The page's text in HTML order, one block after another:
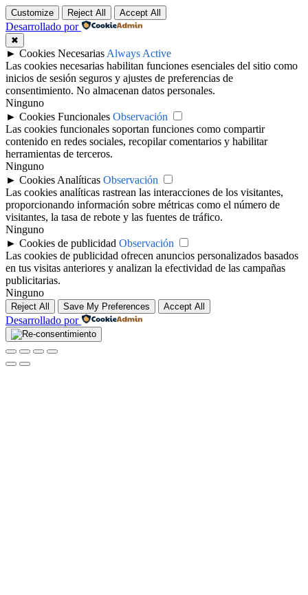
Customize Reject All Accept All
Desarrollado por
✖
► Cookies Necesarias Always Active
Las cookies necesarias habilitan funciones esenciales del sitio como
inicios de sesión seguros y ajustes de preferencias de
consentimiento. No almacenan datos personales.
Ninguno
► Cookies Funcionales Observación
Las cookies funcionales soportan funciones como compartir
contenido en redes sociales, recopilar comentarios y habilitar
herramientas de terceros.
Ninguno
► Cookies Analíticas Observación
Las cookies analíticas rastrean las interacciones de los visitantes,
proporcionando información sobre métricas como el número de
visitantes, la tasa de rebote y las fuentes de tráfico.
Ninguno
► Cookies de publicidad Observación
Las cookies de publicidad ofrecen anuncios personalizados basados
en tus visitas anteriores y analizan la efectividad de las campañas
publicitarias.
Ninguno
Reject All Save My Preferences Accept All
Desarrollado por